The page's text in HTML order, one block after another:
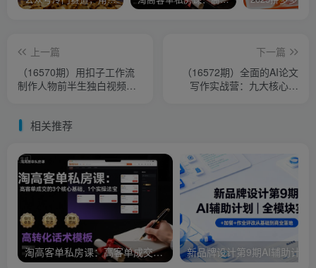
上一篇
（16570期）用扣子工作流
制作人物前半生独白视频教
下一篇
（16572期）全面的AI论文
写作实战营：九大核心模
相关推荐
淘高客单私房课：高客单成交的3个核心基础，1个实操法宝